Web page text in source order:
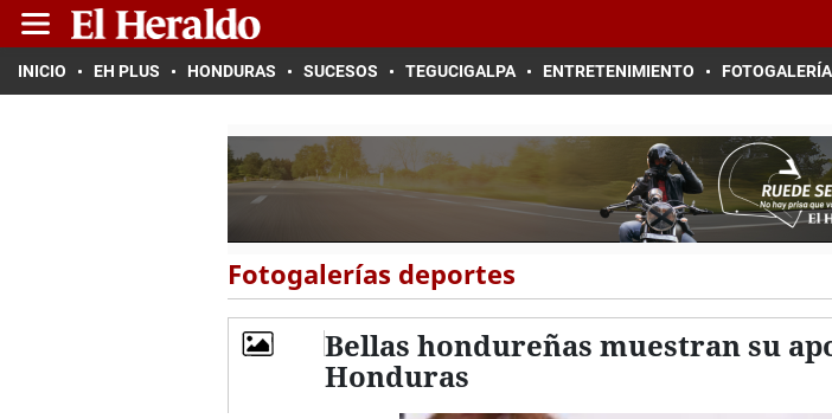
INICIO EH PLUS HONDURAS SUCESOS TEGUCIGALPA ENTRETENIMIENTO
Fotogalerías deportes
Bellas hondureñas muestran su
Honduras